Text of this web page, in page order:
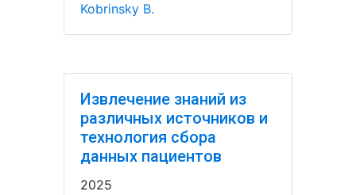
Kobrinsky B.
Извлечение знаний из
различных источников и
технология сбора
данных пациентов
2025